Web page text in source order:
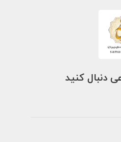
دنبال کنید